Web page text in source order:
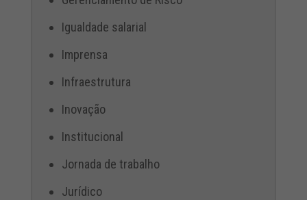
Igualdade salarial
Imprensa
Infraestrutura
Inovação
Institucional
Jornada de trabalho
Jurídico